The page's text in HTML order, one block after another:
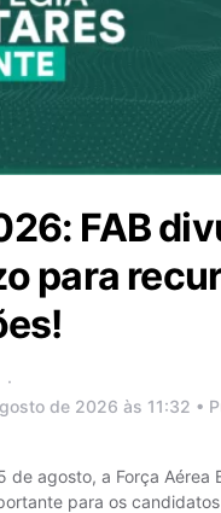
FAB
para
de 2026 às 11:32 •
agosto, a Força Aérea
para os